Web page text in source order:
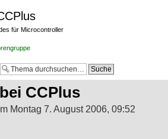
für Microcontroller
CCPlus
Montag 7. August 2006, 09:52